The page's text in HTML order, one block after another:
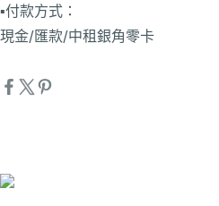
▪️付款方式：
現金/匯款/中租銀角零卡